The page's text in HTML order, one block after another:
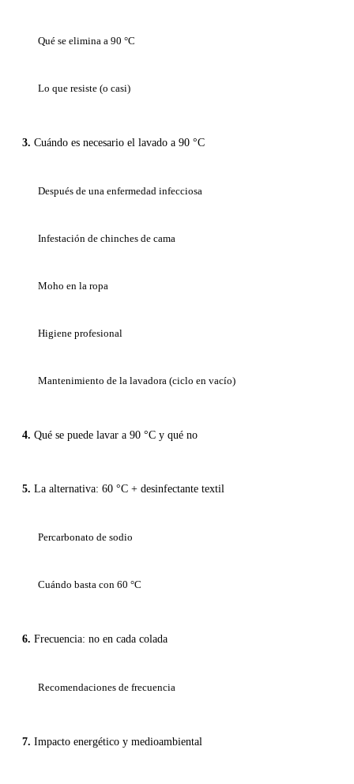
Qué se elimina a 90 °C
Lo que resiste (o casi)
Cuándo es necesario el lavado a 90 °C
Después de una enfermedad infecciosa
Infestación de chinches de cama
Moho en la ropa
Higiene profesional
Mantenimiento de la lavadora (ciclo en vacío)
Qué se puede lavar a 90 °C y qué no
La alternativa: 60 °C + desinfectante textil
Percarbonato de sodio
Cuándo basta con 60 °C
Frecuencia: no en cada colada
Recomendaciones de frecuencia
Impacto energético y medioambiental